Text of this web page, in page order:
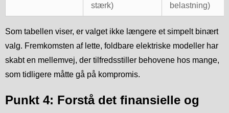
stærk)
belastning)
Som tabellen viser, er valget ikke længere et simpelt binært
valg. Fremkomsten af lette, foldbare elektriske modeller har
skabt en mellemvej, der tilfredsstiller behovene hos mange,
som tidligere måtte gå på kompromis.
Punkt 4: Forstå det finansielle og